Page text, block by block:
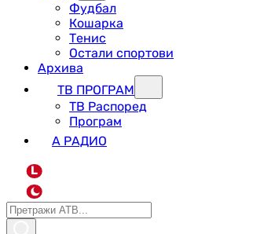
Фудбал
Кошарка
Тенис
Остали спортови
Архива
ТВ ПРОГРАМ
ТВ Распоред
Програм
А РАДИО
L